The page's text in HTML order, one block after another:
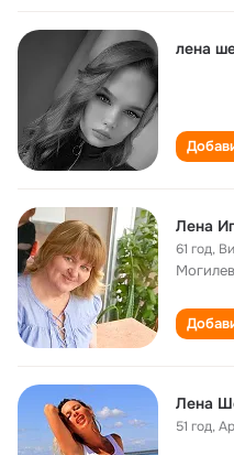
лена
Лена
61 год,
Лена
51 год,